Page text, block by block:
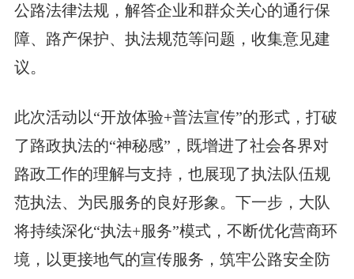
公路法律法规，解答企业和群众关心的通行保
障、路产保护、执法规范等问题，收集意见建
议。
此次活动以“开放体验+普法宣传”的形式，打破
了路政执法的“神秘感”，既增进了社会各界对
路政工作的理解与支持，也展现了执法队伍规
范执法、为民服务的良好形象。下一步，大队
将持续深化“执法+服务”模式，不断优化营商环
境，以更接地气的宣传服务，筑牢公路安全防